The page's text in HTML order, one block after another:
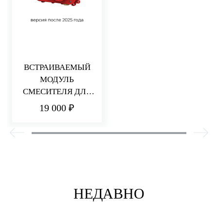
ВСТРАИВАЕМЫЙ
МОДУЛЬ
СМЕСИТЕЛЯ ДЛЯ
РАКОВИНЫ/ДУША
19 000 ₽
НЕДАВНО